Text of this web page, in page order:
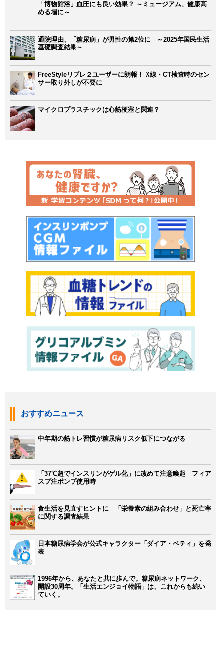
「博物館浴」血圧にも良い効果？ ～ミュージアム、健康高
める場に～
通院理由、「糖尿病」が男性の第2位に ～2025年国民生活
基礎調査結果～
FreeStyleリブレ２ユーザーに朗報！ X線・CT検査時のセン
サー取り外しが不要に
マイクロプラスチックは心筋梗塞と関連？
おすすめニュース
中年期の筋トレ習慣が糖尿病リスク低下につながる
「37℃超でインスリンがゲル化」に改めて注意喚起 フィア
スプ注ポンプ使用時
食生活を見直すヒントに 「栄養素の組み合わせ」と死亡率
に関する調査結果
日本糖尿病学会が公式キャラクター「ダイア・ベティ」を発
表
1996年から、あなたと共に歩んで。糖尿病ネットワーク、
開設30周年。「生活エンジョイ物語」は、これからも続い
ていく。